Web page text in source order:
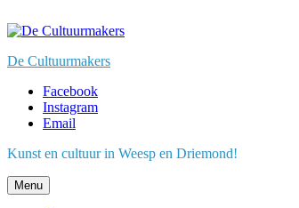
to
De Cultuurmakers
Facebook
Instagram
Email
Kunst en cultuur in Weesp en Driemond!
Menu